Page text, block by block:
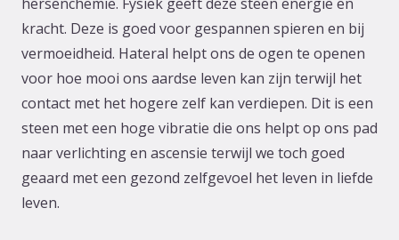
kracht. Deze is goed voor gespannen spieren en bij
vermoeidheid. Hateral helpt ons de ogen te openen
voor hoe mooi ons aardse leven kan zijn ​​terwijl het
contact met het hogere zelf kan verdiepen. Dit is een
steen met een hoge vibratie die ons helpt op ons pad
naar verlichting en ascensie terwijl we toch goed
geaard met een gezond zelfgevoel het leven in liefde
leven.